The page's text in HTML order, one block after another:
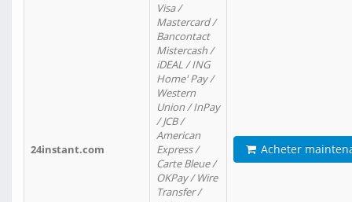
24instant.com
Visa /
Mastercard /
Bancontact
Mistercash /
iDEAL / ING
Home' Pay /
Western
Union / InPay
/ JCB /
American
Express /
Carte Bleue /
OKPay / Wire
Transfer /
Acheter